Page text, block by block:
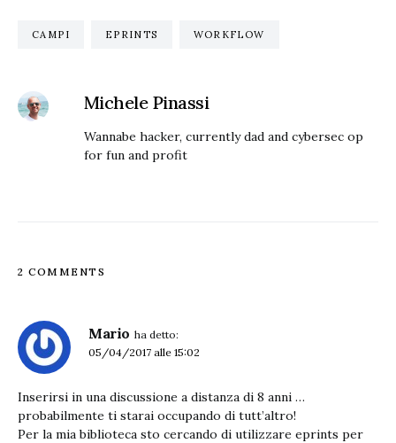
CAMPI EPRINTS WORKFLOW
Michele Pinassi
Wannabe hacker, currently dad and cybersec op
for fun and profit
2 COMMENTS
Mario ha detto:
05/04/2017 alle 15:02
Inserirsi in una discussione a distanza di 8 anni …
probabilmente ti starai occupando di tutt’altro!
Per la mia biblioteca sto cercando di utilizzare eprints per